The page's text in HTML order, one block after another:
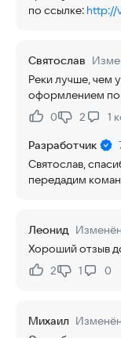
по ссылке: http://
Святослав
Реки лучше, чем
оформлением
Нравится:
0Не 2 1
Разработчик
Святослав,
передадим
Леонид
Хороший отзыв
Нравится:
2Не нравится:
1 0
Михаил